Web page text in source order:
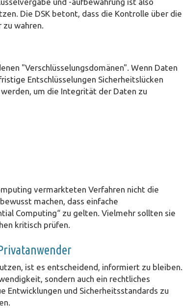
Die DSK betont, dass die Kontrolle über die
zu wahren.
"Verschlüsselungsdomänen". Wenn Daten
Entschlüsselungen Sicherheitslücken
um die Integrität der Daten zu
vermarkteten Verfahren nicht die
machen, dass einfache
Computing“ zu gelten. Vielmehr sollten sie
kritisch prüfen.
ist es entscheidend, informiert zu bleiben.
sondern auch ein rechtliches
Entwicklungen und Sicherheitsstandards zu